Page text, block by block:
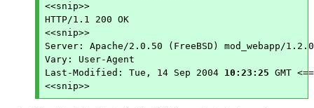
<<snip>>
HTTP/1.1 200 OK
<<snip>>
Server: Apache/2.0.50 (FreeBSD) mod_webapp/
Vary: User-Agent
Last-Modified: Tue, 14 Sep 2004 10:23:25 GMT